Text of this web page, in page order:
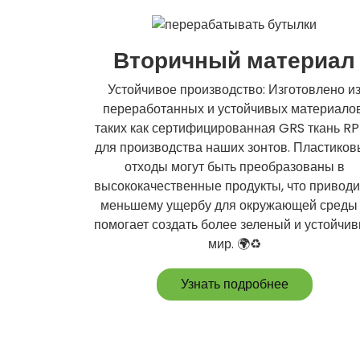
Вторичный материал
Устойчивое производство: Изготовлено из
переработанных и устойчивых
таких как сертифицированная GRS ткань
для производства наших зонтов.
отходы могут быть преобразованы в
высококачественные продукты, что
меньшему ущербу для окружающей среды
помогает создать более зеленый и
мир. 🌍♻️
Узнать подробнее